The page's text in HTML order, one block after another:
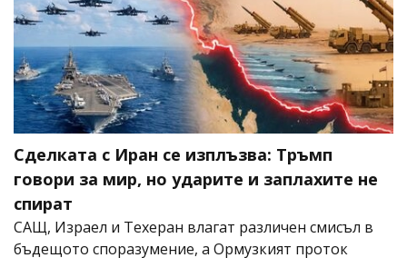
Сделката с Иран се изплъзва: Тръмп
говори за мир, но ударите и заплахите не
спират
САЩ, Израел и Техеран влагат различен смисъл в
бъдещото споразумение, а Ормузкият проток